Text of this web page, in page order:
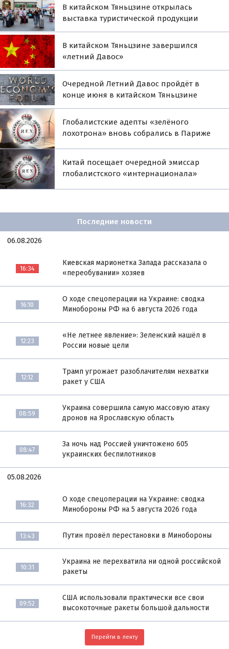
В китайском Тяньцзине открылась
выставка туристической продукции
В китайском Тяньцзине завершился
«летний Давос»
Очередной Летний Давос пройдёт в
конце июня в китайском Тяньцзине
Глобалистские адепты «зелёного
лохотрона» вновь собрались в Париже
Китай посещает очередной эмиссар
глобалистского «интернационала»
Последние новости
06.08.2026
16:34
Киевская марионетка Запада рассказала о
«переобувании» хозяев
16:10
О ходе спецоперации на Украине: сводка
Минобороны РФ на 6 августа 2026 года
12:23
«Не летнее явление»: Зеленский нашёл в
России новые цели
12:12
Трамп угрожает разоблачителям нехватки
ракет у США
08:59
Украина совершила самую массовую атаку
дронов на Ярославскую область
08:47
За ночь над Россией уничтожено 605
украинских беспилотников
05.08.2026
16:32
О ходе спецоперации на Украине: сводка
Минобороны РФ на 5 августа 2026 года
13:43 Путин провёл перестановки в Минобороны
10:31
Украина не перехватила ни одной российской
ракеты
09:52
США использовали практически все свои
высокоточные ракеты большой дальности
Перейти в ленту